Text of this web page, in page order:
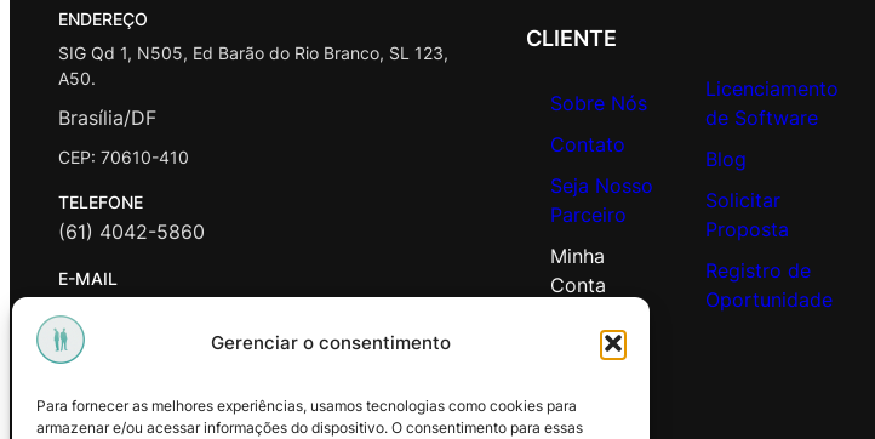
Gerenciar o consentimento
Para fornecer as melhores experiências, usamos tecnologias como cookies para
armazenar e/ou acessar informações do dispositivo. O consentimento para essas
ENDEREÇO
SIG Qd 1, N505, Ed Barão do Rio Branco, SL 123,
A50.
Brasília/DF
CEP: 70610-410
TELEFONE
(61) 4042-5860
E-MAIL
contato@promasters.net.br
HORÁRIO DE ATENDIMENTO
CLIENTE
Sobre Nós
Contato
Seja Nosso
Parceiro
Minha
Conta
Licenciamento
de Software
Blog
Solicitar
Proposta
Registro de
Oportunidade